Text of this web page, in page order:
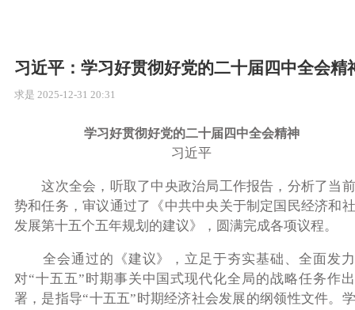
习近平：学习好贯彻好党的二十届四中全会精
求是 2025-12-31 20:31
学习好贯彻好党的二十届四中全会精神
习近平
这次全会，听取了中央政治局工作报告，分析了当
势和任务，审议通过了《中共中央关于制定国民经济和
发展第十五个五年规划的建议》，圆满完成各项议程。
全会通过的《建议》，立足于夯实基础、全面发
对“十五五”时期事关中国式现代化全局的战略任务作
署，是指导“十五五”时期经济社会发展的纲领性文件。